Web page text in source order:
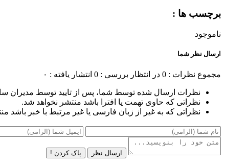
برچسب ها :
ناموجود
ارسال نظر شما
مجموع نظرات : 0 در انتظار بررسی : 0 انتشار یافته : ۰
نظرات ارسال شده توسط شما، پس از تایید توسط مدیران
نظراتی که حاوی تهمت یا افترا باشد منتشر نخواهد شد.
نظراتی که به غیر از زبان فارسی یا غیر مرتبط با خبر باشد
ارسال نظر پاک کردن !